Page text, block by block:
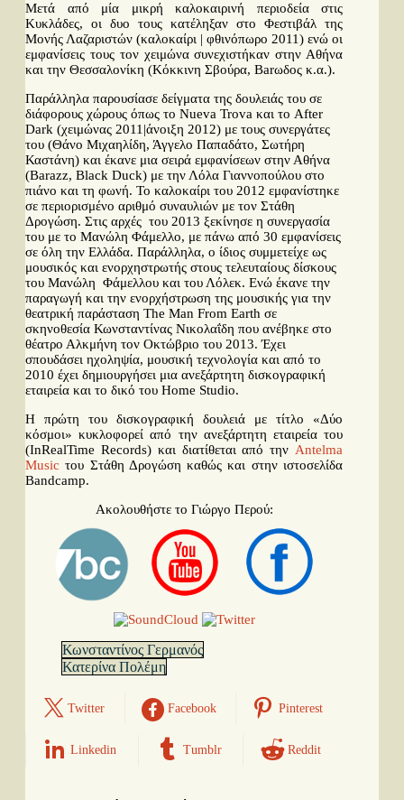
Μετά από μία μικρή καλοκαιρινή περιοδεία στις
Κυκλάδες, οι δυο τους κατέληξαν στο Φεστιβάλ της
Μονής Λαζαριστών (καλοκαίρι | φθινόπωρο 2011) ενώ οι
εμφανίσεις τους τον χειμώνα συνεχιστήκαν στην Αθήνα
και την Θεσσαλονίκη (Κόκκινη Σβούρα, Barωδος κ.α.).
Παράλληλα παρουσίασε δείγματα της δουλειάς του σε
διάφορους χώρους όπως το Nueva Trova και το After
Dark (χειμώνας 2011|άνοιξη 2012) με τους συνεργάτες
του (Θάνο Μιχαηλίδη, Άγγελο Παπαδάτο, Σωτήρη
Καστάνη) και έκανε μια σειρά εμφανίσεων στην Αθήνα
(Barazz, Black Duck) με την Λόλα Γιαννοπούλου στο
πιάνο και τη φωνή. Το καλοκαίρι του 2012 εμφανίστηκε
σε περιορισμένο αριθμό συναυλιών με τον Στάθη
Δρογώση. Στις αρχές του 2013 ξεκίνησε η συνεργασία
του με το Μανώλη Φάμελλο, με πάνω από 30 εμφανίσεις
σε όλη την Ελλάδα. Παράλληλα, ο ίδιος συμμετείχε ως
μουσικός και ενορχηστρωτής στους τελευταίους δίσκους
του Μανώλη Φάμελλου και του Λόλεκ. Ενώ έκανε την
παραγωγή και την ενορχήστρωση της μουσικής για την
θεατρική παράσταση The Man From Earth σε
σκηνοθεσία Κωνσταντίνας Νικολαΐδη που ανέβηκε στο
θέατρο Αλκμήνη τον Οκτώβριο του 2013. Έχει
σπουδάσει ηχοληψία, μουσική τεχνολογία και από το
2010 έχει δημιουργήσει μια ανεξάρτητη δισκογραφική
εταιρεία και το δικό του Home Studio.
Η πρώτη του δισκογραφική δουλειά με τίτλο «Δύο
κόσμοι» κυκλοφορεί από την ανεξάρτητη εταιρεία του
(ΙnRealTime Records) και διατίθεται από την Antelma
Music του Στάθη Δρογώση καθώς και στην ιστοσελίδα
Bandcamp.
Ακολουθήστε το Γιώργο Περού:
Κωνσταντίνος Γερμανός
Κατερίνα Πολέμη
Twitter Facebook Pinterest
Linkedin Tumblr Reddit